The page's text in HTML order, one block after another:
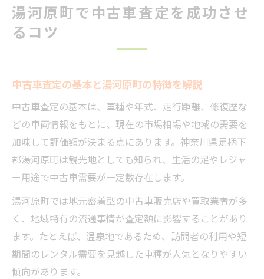
中古車の価値を引き出すテクニック集
湯河原で中古車査定前にできる書類準備と
中古車の走行距離とメンテ履歴が査定額に
与える影響
中古車査定時に見落としがちなポイント解
説
凹みも査定額にどう響くのか実例解説
中古車の凹みが査定額に与える具体的な影
響
査定前に知っておきたい凹みの修理方法
湯河原町で中古車査定を成功させ
るコツ
中古車査定の基本と湯河原町の特徴を解説
中古車査定の基本は、車種や年式、走行距離、修復歴な
どの車両情報をもとに、現在の市場相場や地域の需要を
加味して評価額が決まる点にあります。神奈川県足柄下
郡湯河原町は観光地としても知られ、生活の足やレジャ
ー用途で中古車需要が一定数存在します。
湯河原町では地元密着型の中古車販売店や買取業者が多
く、地域特有の流通事情が査定額に影響することがあり
ます。たとえば、温泉地であるため、訪問者の利用や短
期間のレンタル需要を見越した車種が人気となりやすい
傾向があります。